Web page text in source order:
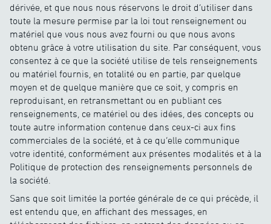
dérivée, et que nous nous réservons le droit d’utiliser dans
toute la mesure permise par la loi tout renseignement ou
matériel que vous nous avez fourni ou que nous avons
obtenu grâce à votre utilisation du site. Par conséquent, vous
consentez à ce que la société utilise de tels renseignements
ou matériel fournis, en totalité ou en partie, par quelque
moyen et de quelque manière que ce soit, y compris en
reproduisant, en retransmettant ou en publiant ces
renseignements, ce matériel ou des idées, des concepts ou
toute autre information contenue dans ceux-ci aux fins
commerciales de la société, et à ce qu’elle communique
votre identité, conformément aux présentes modalités et à la
Politique de protection des renseignements personnels de
la société.
Sans que soit limitée la portée générale de ce qui précède, il
est entendu que, en affichant des messages, en